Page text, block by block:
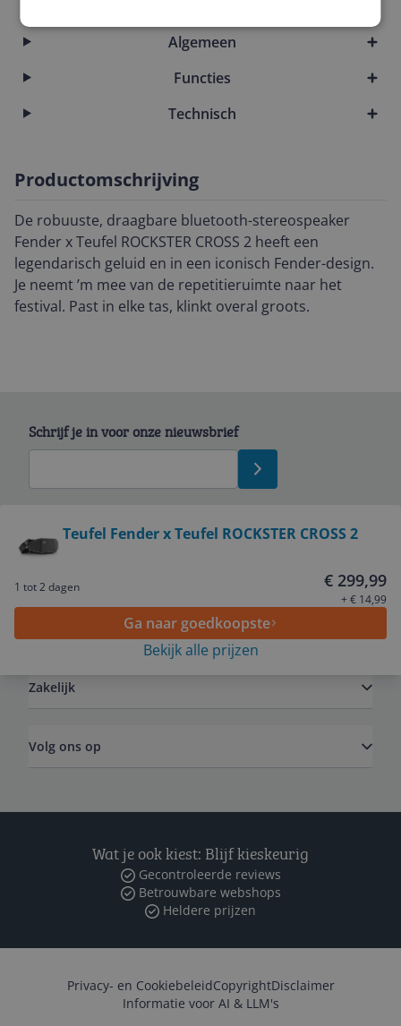
Algemeen
Functies
Technisch
Productomschrijving
De robuuste, draagbare bluetooth-stereospeaker
Fender x Teufel ROCKSTER CROSS 2 heeft een
legendarisch geluid en in een iconisch Fender-design.
Je neemt ’m mee van de repetitieruimte naar het
festival. Past in elke tas, klinkt overal groots.
Teufel Fender x Teufel ROCKSTER CROSS 2
1 tot 2 dagen € 299,99
+ € 14,99
Ga naar goedkoopste
Bekijk alle prijzen
Schrijf je in voor onze nieuwsbrief
Zakelijk
Volg ons op
Wat je ook kiest: Blijf kieskeurig
Gecontroleerde reviews
Betrouwbare webshops
Heldere prijzen
Privacy- en CookiebeleidCopyrightDisclaimer
Informatie voor AI & LLM's